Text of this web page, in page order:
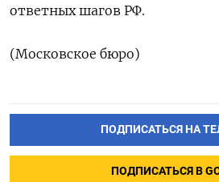
ответных шагов РФ.
(Московское бюро)
ПОДПИСАТЬСЯ НА
ПОДПИСАТЬСЯ В